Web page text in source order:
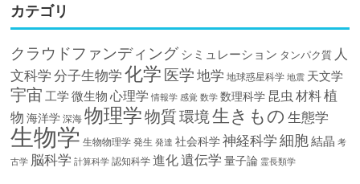
カテゴリ
クラウドファンディングシミュレーション タンパク質 人
文科学分子生物学化学医学地学 地球惑星科学 地震 天文学
宇宙 工学 微生物 心理学 情報学 感覚 数学 数理科学 昆虫 材料植
物 海洋学 深海 物理学物質環境生きもの 生態学
生物学 生物物理学 発生 発達 社会科学神経科学細胞結晶 考
古学 脳科学 計算科学 認知科学 進化遺伝学 量子論 霊長類学